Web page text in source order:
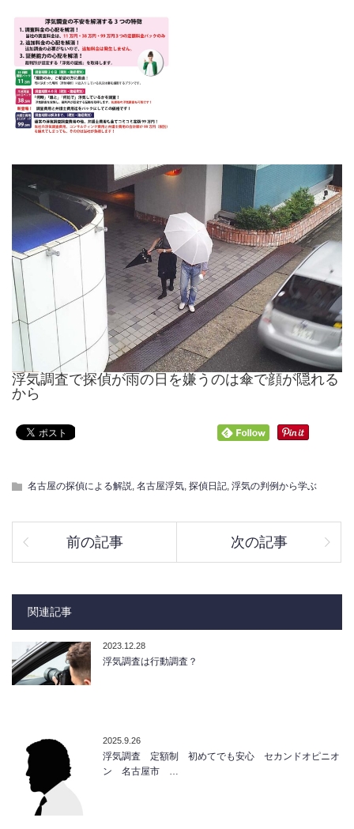
浮気調査で探偵が雨の日を嫌うのは傘で顔が隠れる
から
名古屋の探偵による解説, 名古屋浮気, 探偵日記, 浮気の判例から学ぶ
前の記事 次の記事
関連記事
2023.12.28
浮気調査は行動調査？
2025.9.26
浮気調査 定額制 初めてでも安心 セカンドオピニオ
ン 名古屋市 …